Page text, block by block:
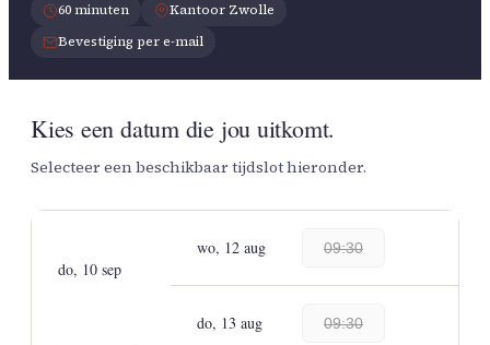
60 minuten
Kantoor Zwolle
Bevestiging per e-mail
Kies een datum die jou uitkomt.
Selecteer een beschikbaar tijdslot hieronder.
do, 10 sep
wo, 12 aug 09:30
do, 13 aug 09:30